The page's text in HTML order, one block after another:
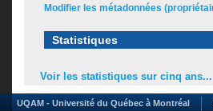
Modifier les métadonnées
Statistiques
Voir les statistiques sur cinq ans...
UQAM - Université du Québec à Montréal